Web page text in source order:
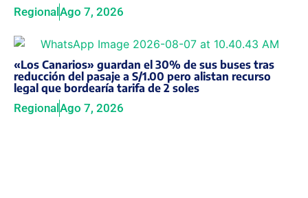
Regional Ago 7, 2026
«Los Canarios» guardan el 30% de sus buses tras
reducción del pasaje a S/1.00 pero alistan recurso
legal que bordearía tarifa de 2 soles
RegionalAgo 7, 2026